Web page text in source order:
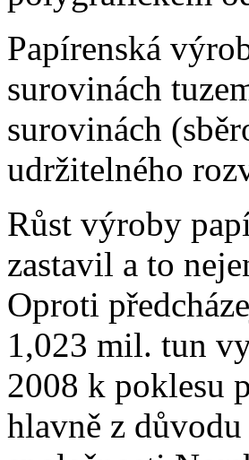
Papírenská
surovinách
surovinách
udržitelného
Růst výroby
zastavil a to
Oproti
1,023 mil. tun
2008 k poklesu
hlavně z